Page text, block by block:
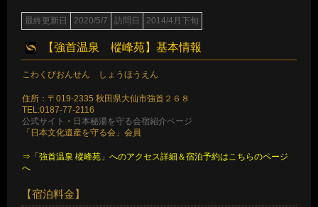
最終更新日 2020/5/7 訪問日 2014/4月下旬
【強首温泉 樅峰苑】基本情報
こわくびおんせん しょうほうえん
住所：〒019-2335 秋田県大仙市強首２６８
TEL:0187-77-2116
公式サイト ・ 日本秘湯を守る会宿紹介ページ
「日本文化遺産を守る会」会員
⇒「強首温泉 樅峰苑」へのアクセス詳細＆宿泊予約はこちらのページ
へ
【宿泊料金】